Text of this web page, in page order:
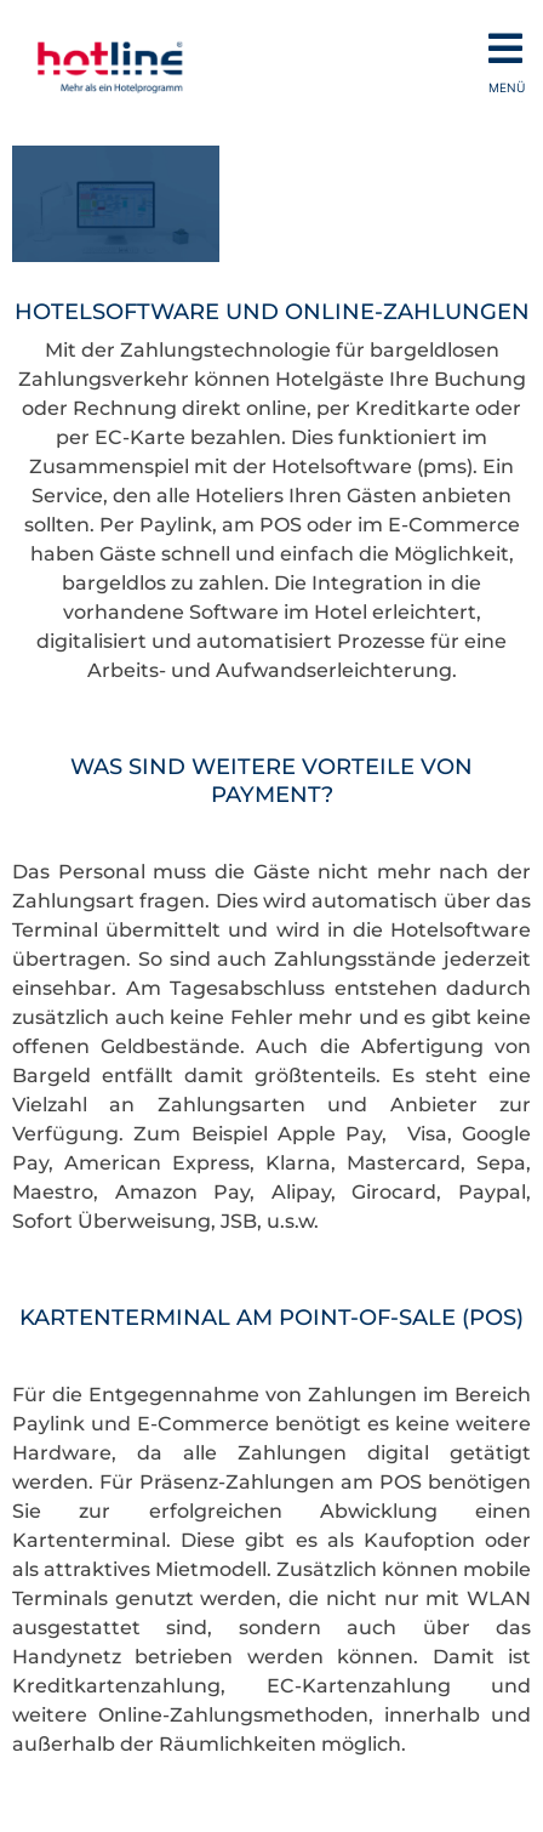
MENÜ
HOTELSOFTWARE UND ONLINE-ZAHLUNGEN
Mit der Zahlungstechnologie für bargeldlosen
Zahlungsverkehr können Hotelgäste Ihre Buchung
oder Rechnung direkt online, per Kreditkarte oder
per EC-Karte bezahlen. Dies funktioniert im
Zusammenspiel mit der Hotelsoftware (pms). Ein
Service, den alle Hoteliers Ihren Gästen anbieten
sollten. Per Paylink, am POS oder im E-Commerce
haben Gäste schnell und einfach die Möglichkeit,
bargeldlos zu zahlen. Die Integration in die
vorhandene Software im Hotel erleichtert,
digitalisiert und automatisiert Prozesse für eine
Arbeits- und Aufwandserleichterung.
WAS SIND WEITERE VORTEILE VON
PAYMENT?
Das Personal muss die Gäste nicht mehr nach der
Zahlungsart fragen. Dies wird automatisch über das
Terminal übermittelt und wird in die Hotelsoftware
übertragen. So sind auch Zahlungsstände jederzeit
einsehbar. Am Tagesabschluss entstehen dadurch
zusätzlich auch keine Fehler mehr und es gibt keine
offenen Geldbestände. Auch die Abfertigung von
Bargeld entfällt damit größtenteils. Es steht eine
Vielzahl an Zahlungsarten und Anbieter zur
Verfügung. Zum Beispiel Apple Pay, Visa, Google
Pay, American Express, Klarna, Mastercard, Sepa,
Maestro, Amazon Pay, Alipay, Girocard, Paypal,
Sofort Überweisung, JSB, u.s.w.
KARTENTERMINAL AM POINT-OF-SALE (POS)
Für die Entgegennahme von Zahlungen im Bereich
Paylink und E-Commerce benötigt es keine weitere
Hardware, da alle Zahlungen digital getätigt
werden. Für Präsenz-Zahlungen am POS benötigen
Sie zur erfolgreichen Abwicklung einen
Kartenterminal. Diese gibt es als Kaufoption oder
als attraktives Mietmodell. Zusätzlich können mobile
Terminals genutzt werden, die nicht nur mit WLAN
ausgestattet sind, sondern auch über das
Handynetz betrieben werden können. Damit ist
Kreditkartenzahlung, EC-Kartenzahlung und
weitere Online-Zahlungsmethoden, innerhalb und
außerhalb der Räumlichkeiten möglich.